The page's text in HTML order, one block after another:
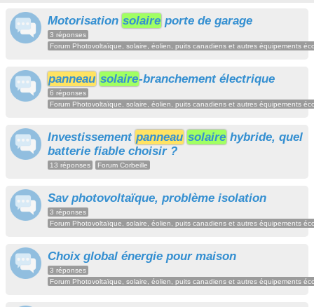
Motorisation solaire porte de garage
3 réponses
Forum Photovoltaïque, solaire, éolien, puits canadiens et autres équipements
panneau solaire-branchement électrique
6 réponses
Forum Photovoltaïque, solaire, éolien, puits canadiens et autres équipements
Investissement panneau solaire hybride, quel
batterie fiable choisir ?
13 réponses Forum Corbeille
Sav photovoltaïque, problème isolation
3 réponses
Forum Photovoltaïque, solaire, éolien, puits canadiens et autres équipements
Choix global énergie pour maison
3 réponses
Forum Photovoltaïque, solaire, éolien, puits canadiens et autres équipements